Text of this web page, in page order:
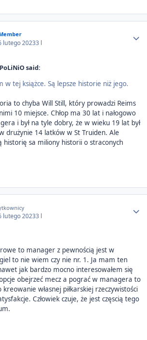
lutego 20233 l
said:
w tej książce. Są lepsze historie niż jego.
to chyba Will Still, który prowadzi Reims
10 miejsce. Chłop ma 30 lat i nałogowo
i był na tyle dobry, że w wieku 19 lat był
drużynie 14 latków w St Truiden. Ale
historię sa miliony historii o straconych
lutego 20233 l
to manager z pewnością jest w
to nie wiem czy nie nr. 1. Ja mam ten
jak bardzo mocno interesowałem się
obejrzeć mecz a pograć w managera to
własnej piłkarskiej rzeczywistości
Człowiek czuje, że jest częscią tego